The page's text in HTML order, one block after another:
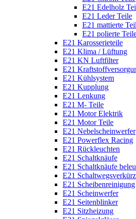
E21 Edelholz
E21 Leder Teile
E21 mattierte
E21 polierte
E21 Karosserieteile
E21 Klima / Lüftung
E21 KN Luftfilter
E21
E21 Kühlsystem
E21 Kupplung
E21 Lenkung
E21 M- Teile
E21 Motor Elektrik
E21 Motor Teile
E21 Nebelscheinwerfer
E21 Powerflex Racing
E21 Rückleuchten
E21 Schaltknäufe
E21 Schaltknäufe
E21
E21 Scheibenreinigung
E21 Scheinwerfer
E21 Seitenblinker
E21 Sitzheizung